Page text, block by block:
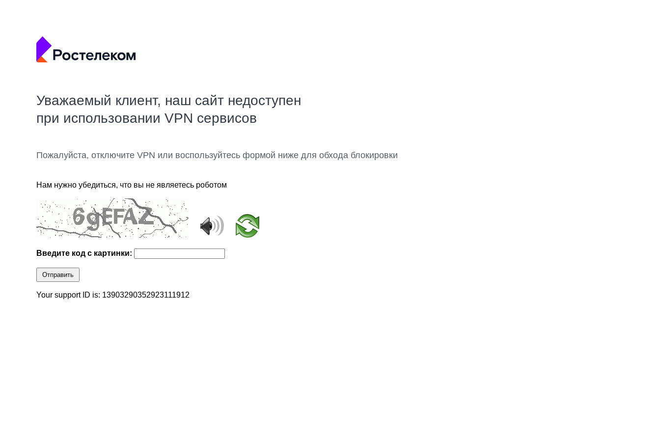
Уважаемый клиент, наш сайт недоступен
при использовании VPN сервисов
Пожалуйста, отключите VPN или воспользуйтесь формой ниже для обхода блокировки
Нам нужно убедиться, что вы не являетесь роботом
Введите код с картинки:
Отправить
Your support ID is: 13903290352923111912